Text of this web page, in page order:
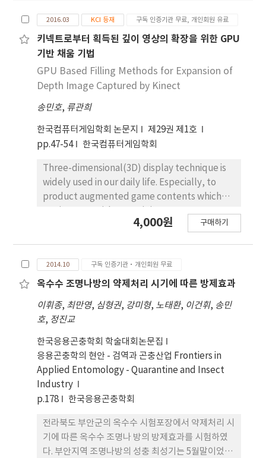
유통되고 있는 친환경 유기농자재 11 종을 실험실 조
건에서 대상 해충에 분무 처리하였다. 대조 약제는 화
학 살충제인 buprofezin+dinotefuran (20+15) 수
화제를 사용하였다. 감꼭지나방에 대한 유기농자재의
살충 효과를 평가하는 과정에서, 감꼭지나방 유충의
개체수 부족 문제로 인하여 배추좀나방 유충을 1차 실
험충으로 사용하였으며, 세 종류의 친 환경 유기농자
재를 사전 선발하였다. 선발된 친환경 유기농자재는
목초액 (EFOP-1), 회화나무, 양명아주, 멀구슬나무
의 혼합추출물 (EFOP-2), Bacillus thuringiensis
subsp. aizawai NT0423 (EFOP-11)이었으며, 선
발된 유기농자재의 감꼭지나방 유충에 대한 살충력
실험 결과, EFOP-2 의 처리구에서 생충율이 27.7%
(5 일차), 13.3% (7 일차), 6.7% (10 일차)로 가장 높
은 살충 효과를 보였다. 톱다리개미허리노린재에 대
리스의 혼합추출물 (EFOP-10)이 높은 살충 효 과를
보였다. 특히 EFOP-2의 처리구에서 생충율이 20.0%
보였다. 결론적으로, 친환경 유기 농자재인 EFOP-
2016.03 KCI 등재 구독 인증기관 무료, 개인회원 유료
키넥트로부터 획득된 깊이 영상의 확장을 위한 GPU
기반 채움 기법
GPU Based Filling Methods for Expansion of
Depth Image Captured by Kinect
송민호, 류관희
한국컴퓨터게임학회 논문지
제29권 제1호
pp.47-54
한국컴퓨터게임학회
Three-dimensional(3D) display technique is
widely used in our daily life. Especially, to
product augmented game contents which
high quality resolution image data to
captured by Kinect using various
interpolation methods(nearest neighbor,
original Kinect color image. To measure the
quality of expanded depth image compared
to original depth image, we used PSNR(Peak
Signal-to-noise ratio) index. Besides, we
implemented GPU parallel processing
algorithm with OpenCL to interpolate a large
amount of image data rapidly. As a result of
method made an accurate depth image
although it had a long time.
4,000원 구매하기
2014.10 구독 인증기관·개인회원 무료
옥수수 조명나방의 약제처리 시기에 따른 방제효과
이휘종, 최만영, 심형권, 강미형, 노태환, 이건휘, 송민
호, 정진교
한국응용곤충학회 학술대회논문집
응용곤충학의 현안 - 검역과 곤충산업 Frontiers in
Applied Entomology - Quarantine and Insect
Industry
p.178
한국응용곤충학회
전라북도 부안군의 옥수수 시험포장에서 약제처리 시
기에 따른 옥수수 조명나 방의 방제효과를 시험하였
다. 부안지역 조명나방의 성충 최성기는 5월말이었으